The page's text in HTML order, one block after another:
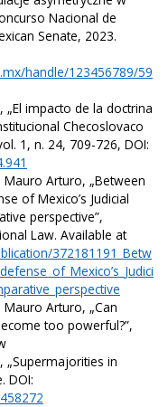
Nacional de
Senate, 2023.
handle/123456789/59
impacto de la doctrina
Checoslovaco
1, n. 24, 709-726, DOI:
Arturo, „Between
of Mexico’s Judicial
perspective”,
Law. Available at
372181191_Betw
Arturo, „Can
too powerful?”,
„Supermajorities in
DOI: